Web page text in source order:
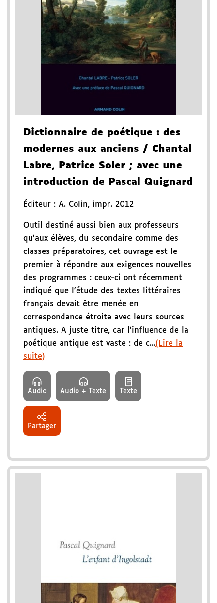
Dictionnaire de poétique : des
modernes aux anciens / Chantal
Labre, Patrice Soler ; avec une
introduction de Pascal Quignard
Éditeur : A. Colin, impr. 2012
Outil destiné aussi bien aux professeurs
qu'aux élèves, du secondaire comme des
classes préparatoires, cet ouvrage est le
premier à répondre aux exigences nouvelles
des programmes : ceux-ci ont récemment
indiqué que l'étude des textes littéraires
français devait être menée en
correspondance étroite avec leurs sources
antiques. A juste titre, car l'influence de la
poétique antique est vaste : de c...(Lire la
suite)
Audio Audio + Texte Texte
Partager